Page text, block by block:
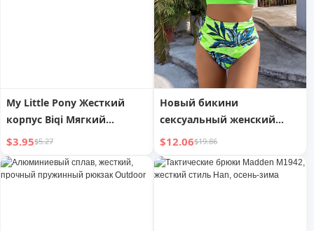
My Little Pony Жесткий
корпус Biqi Мягкий
роскошный карманный
переплет
$3.95$5.27
Новый бикини
сексуальный женский
раздельный купальник
Европейский и
американский бикини
$12.06$19.86